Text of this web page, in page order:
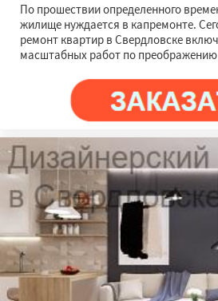
По прошествии определенного
жилище нуждается в капремонте.
ремонт квартир в Свердловске
масштабных работ по